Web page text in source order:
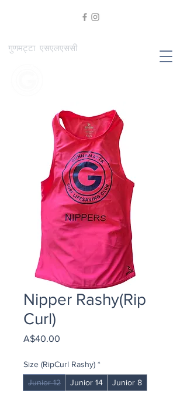
गुणमट्टा एसएलएससी
Nipper Rashy(Rip
Curl)
A$40.00
Size (RipCurl Rashy) *
Junior 12
Junior 14 Junior 8